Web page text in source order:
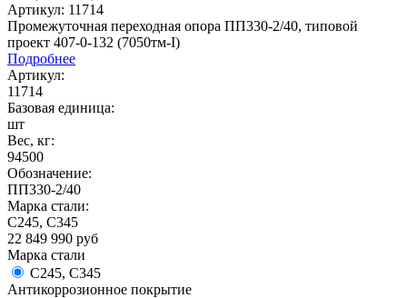
Артикул: 11714
Промежуточная переходная опора ПП330-2/40, типовой
проект 407-0-132 (7050тм-I)
Подробнее
Артикул:
11714
Базовая единица:
шт
Вес, кг:
94500
Обозначение:
ПП330-2/40
Марка стали:
С245, С345
22 849 990 руб
Марка стали
С245, С345
Антикоррозионное покрытие